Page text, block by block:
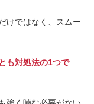
けではなく、スムー
も対処法の1つで